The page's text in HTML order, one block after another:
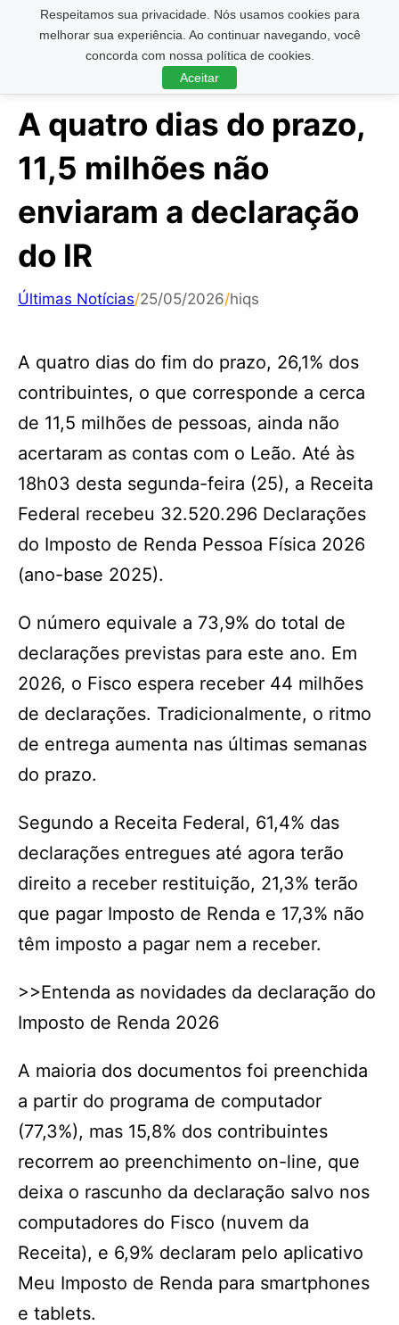
Respeitamos sua privacidade. Nós usamos cookies para
melhorar sua experiência. Ao continuar navegando, você
concorda com nossa política de cookies.
Aceitar
Pesquisar ...
A quatro dias do prazo,
11,5 milhões não
enviaram a declaração
do IR
Últimas Notícias/25/05/2026/hiqs
A quatro dias do fim do prazo, 26,1% dos
contribuintes, o que corresponde a cerca
de 11,5 milhões de pessoas, ainda não
acertaram as contas com o Leão. Até às
18h03 desta segunda-feira (25), a Receita
Federal recebeu 32.520.296 Declarações
do Imposto de Renda Pessoa Física 2026
(ano-base 2025).
O número equivale a 73,9% do total de
declarações previstas para este ano. Em
2026, o Fisco espera receber 44 milhões
de declarações. Tradicionalmente, o ritmo
de entrega aumenta nas últimas semanas
do prazo.
Segundo a Receita Federal, 61,4% das
declarações entregues até agora terão
direito a receber restituição, 21,3% terão
que pagar Imposto de Renda e 17,3% não
têm imposto a pagar nem a receber.
>>Entenda as novidades da declaração do
Imposto de Renda 2026
A maioria dos documentos foi preenchida
a partir do programa de computador
(77,3%), mas 15,8% dos contribuintes
recorrem ao preenchimento on-line, que
deixa o rascunho da declaração salvo nos
computadores do Fisco (nuvem da
Receita), e 6,9% declaram pelo aplicativo
Meu Imposto de Renda para smartphones
e tablets.